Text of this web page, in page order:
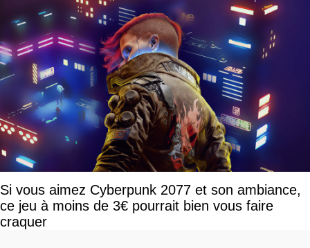
Si vous aimez Cyberpunk 2077 et son ambiance,
ce jeu à moins de 3€ pourrait bien vous faire
craquer